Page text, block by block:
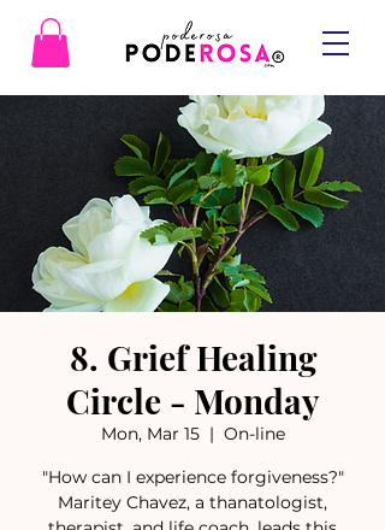
8. Grief Healing
Circle - Monday
Mon, Mar 15
  |
On-line
"How can I experience forgiveness?"
Maritey Chavez, a thanatologist,